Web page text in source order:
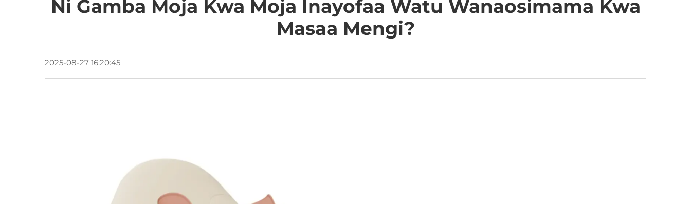
Ni Gamba Moja Kwa Moja Inayofaa Watu Wanaosimama Kwa
Masaa Mengi?
2025-08-27 16:20:45